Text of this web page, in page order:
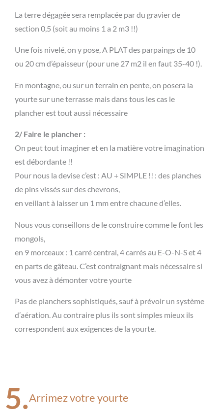
La terre dégagée sera remplacée par du gravier de
section 0,5 (soit au moins 1 a 2 m3 !!)
Une fois nivelé, on y pose, A PLAT des parpaings de 10
ou 20 cm d’épaisseur (pour une 27 m2 il en faut 35-40 !).
En montagne, ou sur un terrain en pente, on posera la
yourte sur une terrasse mais dans tous les cas le
plancher est tout aussi nécessaire
2/ Faire le plancher :
On peut tout imaginer et en la matière votre imagination
est débordante !!
Pour nous la devise c’est : AU + SIMPLE !! : des planches
de pins vissés sur des chevrons,
en veillant à laisser un 1 mm entre chacune d’elles.
Nous vous conseillons de le construire comme le font les
mongols,
en 9 morceaux : 1 carré central, 4 carrés au E-O-N-S et 4
en parts de gâteau. C’est contraignant mais nécessaire si
vous avez à démonter votre yourte
Pas de planchers sophistiqués, sauf à prévoir un système
d’aération. Au contraire plus ils sont simples mieux ils
correspondent aux exigences de la yourte.
5.Arrimez votre yourte